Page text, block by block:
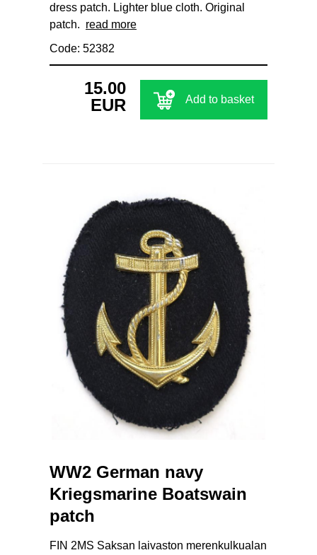
dress patch. Lighter blue cloth. Original
patch. read more
Code: 52382
15.00
EUR
Add to basket
WW2 German navy
Kriegsmarine Boatswain
patch
FIN 2MS Saksan laivaston merenkulkualan